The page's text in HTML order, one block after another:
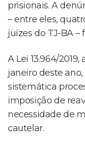
prisionais. A
– entre eles,
juízes do TJ-BA –
A Lei 13.964/
janeiro deste
sistemática
imposição de
necessidade de
cautelar.